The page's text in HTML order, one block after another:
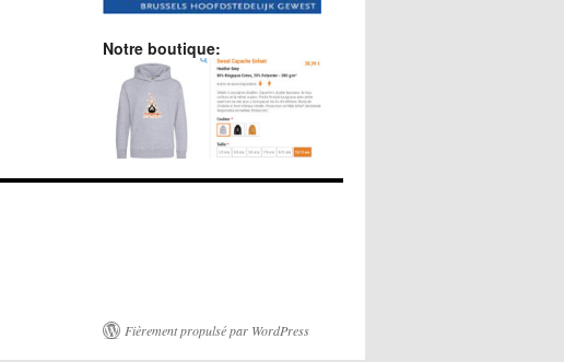
Notre boutique:
Fièrement propulsé par WordPress